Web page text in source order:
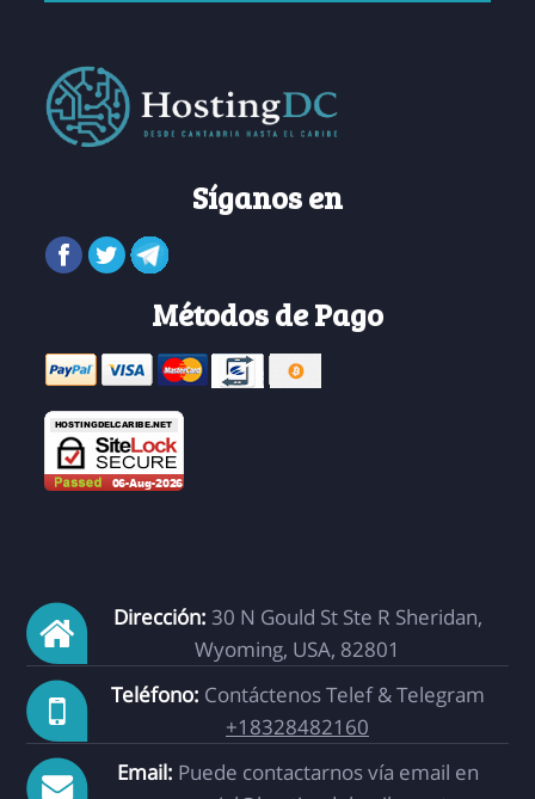
Síganos en
Métodos de Pago
Dirección: 30 N Gould St Ste R Sheridan,
Wyoming, USA, 82801
Teléfono: Contáctenos Telef & Telegram
+18328482160
Email: Puede contactarnos vía email en